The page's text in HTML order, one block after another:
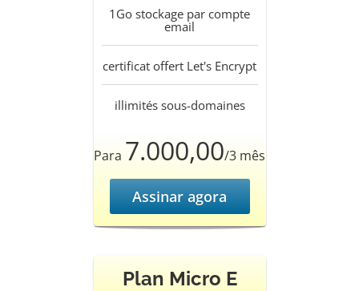
1Go stockage par compte
email
certificat offert Let's Encrypt
illimitéssous-domaines
Para 7.000,00/3 mês
Assinar agora
Plan Micro E